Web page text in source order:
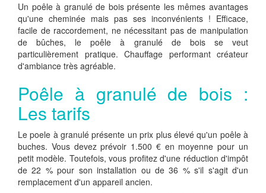
Un poêle à granulé de bois présente les mêmes avantages
qu'une cheminée mais pas ses inconvénients ! Efficace,
facile de raccordement, ne nécessitant pas de manipulation
de bûches, le poêle à granulé de bois se veut
particulièrement pratique. Chauffage performant créateur
d'ambiance très agréable.
Poêle à granulé de bois :
Les tarifs
Le poele à granulé présente un prix plus élevé qu'un poêle à
buches. Vous devez prévoir 1.500 € en moyenne pour un
petit modèle. Toutefois, vous profitez d'une réduction d'impôt
de 22 % pour son installation ou de 36 % s'il s'agit d'un
remplacement d'un appareil ancien.